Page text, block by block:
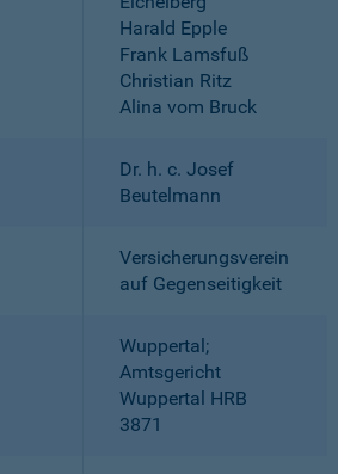
Harald Epple
Frank Lamsfuß
Christian Ritz
Alina vom Bruck
Dr. h. c. Josef
Beutelmann
Versicherungsverein
auf Gegenseitigkeit
Wuppertal;
Amtsgericht
Wuppertal HRB
3871